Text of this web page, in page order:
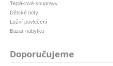
Teplákové soupravy
Dětské boty
Ložní povlečení
Bazar nábytku
Doporučujeme